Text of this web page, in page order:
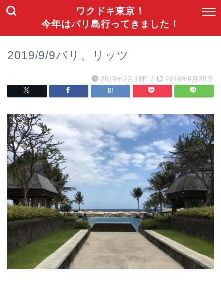
ワクドキ東京！
今年はバリ島行ってきました！
2019/9/9バリ、リッツ
2019年9月18日 / 2019年9月20日